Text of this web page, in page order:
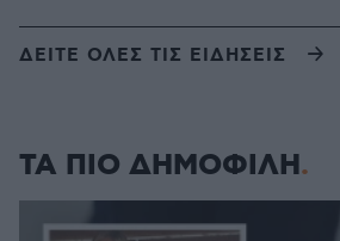
ΔΕΙΤΕ ΟΛΕΣ ΤΙΣ ΕΙΔΗΣΕΙΣ
ΤΑ ΠΙΟ ΔΗΜΟΦΙΛΗ